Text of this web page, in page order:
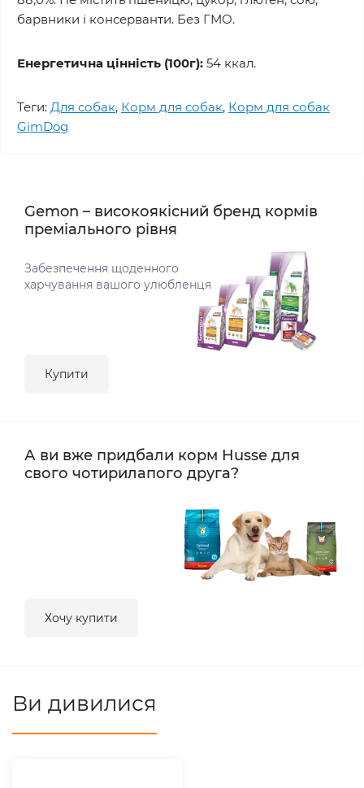
барвники і консерванти. Без ГМО.
Енергетична цінність (100г): 54 ккал.
Теги: Для собак, Корм для собак, Корм для собак
GimDog
Gemon – високоякісний бренд кормів
преміального рівня
Забезпечення щоденного
харчування вашого улюбленця
Купити
А ви вже придбали корм Husse для
свого чотирилапого друга?
Хочу купити
Ви дивилися